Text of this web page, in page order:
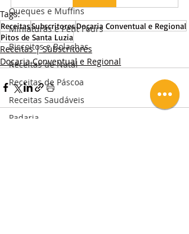
Queques e Muffins
Miniaturas e Petit Fours
Biscoitos e Bolachas
Receitas de Natal
Receitas de Páscoa
Receitas Saudáveis
Padaria
Tags:
ReceitasSubscritoresDoçaria Conventual e Regional
Pitos de Santa Luzia
Receitas | Subscritores
Doçaria Conventual e Regional